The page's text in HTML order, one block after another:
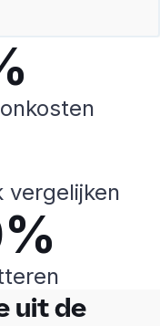
vergelijken
uit de